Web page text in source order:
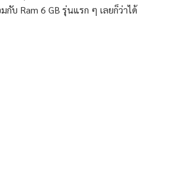
บ Ram 6 GB รุ่นแรก ๆ เลยก็ว่าได้